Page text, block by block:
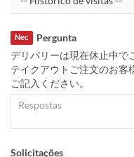
Pergunta
Nec
デリバリーは現在休止中で
テイクアウトご注文のお客
ご記入ください。
Solicitações